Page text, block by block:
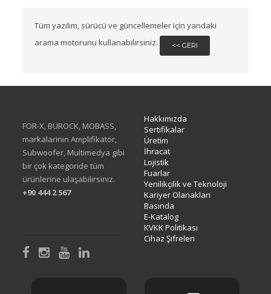
Tüm yazılım, sürücü ve güncellemeler için yandaki
arama motorunu kullanabilirsiniz.
<< GERI
FOR-X, BUROCK, MOBASS,
markalarinin Amplifikatör,
Subwoofer, Multimedya gibi
bir çok kategoride tüm
ürünlerine ulaşabilirsiniz.
+90 444 2 567
Hakkımızda
Sertifikalar
Üretim
İhracat
Lojistik
Fuarlar
Yenilikçilik ve Teknoloji
Kariyer Olanakları
Basında
E-Katalog
KVKK Politikası
Cihaz Şifreleri